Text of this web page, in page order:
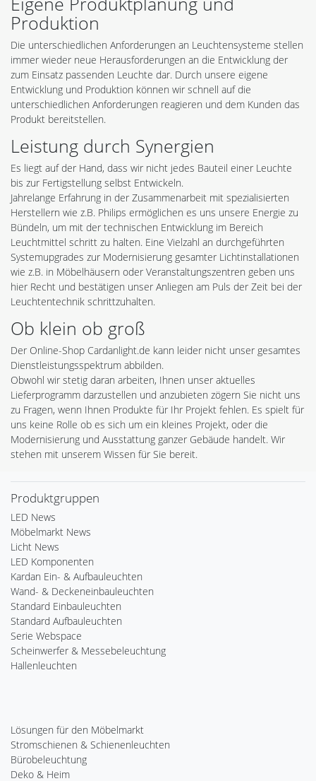
Produktion
Die unterschiedlichen Anforderungen an Leuchtensysteme stellen
immer wieder neue Herausforderungen an die Entwicklung der
zum Einsatz passenden Leuchte dar. Durch unsere eigene
Entwicklung und Produktion können wir schnell auf die
unterschiedlichen Anforderungen reagieren und dem Kunden das
Produkt bereitstellen.
Leistung durch Synergien
Es liegt auf der Hand, dass wir nicht jedes Bauteil einer Leuchte
bis zur Fertigstellung selbst Entwickeln.
Jahrelange Erfahrung in der Zusammenarbeit mit spezialisierten
Herstellern wie z.B. Philips ermöglichen es uns unsere Energie zu
Bündeln, um mit der technischen Entwicklung im Bereich
Leuchtmittel schritt zu halten. Eine Vielzahl an durchgeführten
Systemupgrades zur Modernisierung gesamter Lichtinstallationen
wie z.B. in Möbelhäusern oder Veranstaltungszentren geben uns
hier Recht und bestätigen unser Anliegen am Puls der Zeit bei der
Leuchtentechnik schrittzuhalten.
Ob klein ob groß
Der Online-Shop Cardanlight.de kann leider nicht unser gesamtes
Dienstleistungsspektrum abbilden.
Obwohl wir stetig daran arbeiten, Ihnen unser aktuelles
Lieferprogramm darzustellen und anzubieten zögern Sie nicht uns
zu Fragen, wenn Ihnen Produkte für Ihr Projekt fehlen. Es spielt für
uns keine Rolle ob es sich um ein kleines Projekt, oder die
Modernisierung und Ausstattung ganzer Gebäude handelt. Wir
stehen mit unserem Wissen für Sie bereit.
Produktgruppen
LED News
Möbelmarkt News
Licht News
LED Komponenten
Kardan Ein- & Aufbauleuchten
Wand- & Deckeneinbauleuchten
Standard Einbauleuchten
Standard Aufbauleuchten
Serie Webspace
Scheinwerfer & Messebeleuchtung
Hallenleuchten
Lösungen für den Möbelmarkt
Stromschienen & Schienenleuchten
Bürobeleuchtung
Deko & Heim